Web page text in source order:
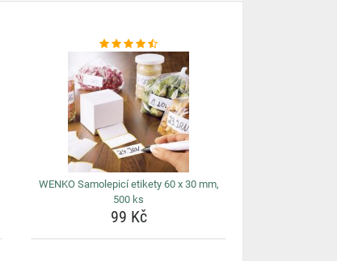
WENKO Samolepicí etikety 60 x 30 mm,
500 ks
99 Kč